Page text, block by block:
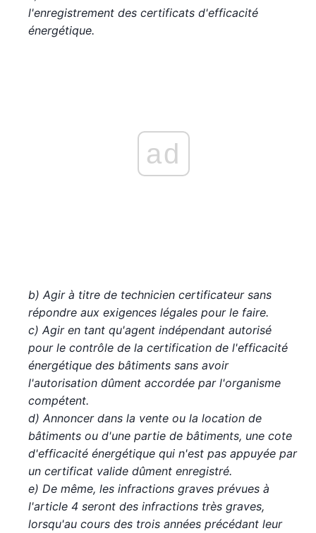
l'enregistrement des certificats d'efficacité
énergétique.
ad
b) Agir à titre de technicien certificateur sans
répondre aux exigences légales pour le faire.
c) Agir en tant qu'agent indépendant autorisé
pour le contrôle de la certification de l'efficacité
énergétique des bâtiments sans avoir
l'autorisation dûment accordée par l'organisme
compétent.
d) Annoncer dans la vente ou la location de
bâtiments ou d'une partie de bâtiments, une cote
d'efficacité énergétique qui n'est pas appuyée par
un certificat valide dûment enregistré.
e) De même, les infractions graves prévues à
l'article 4 seront des infractions très graves,
lorsqu'au cours des trois années précédant leur